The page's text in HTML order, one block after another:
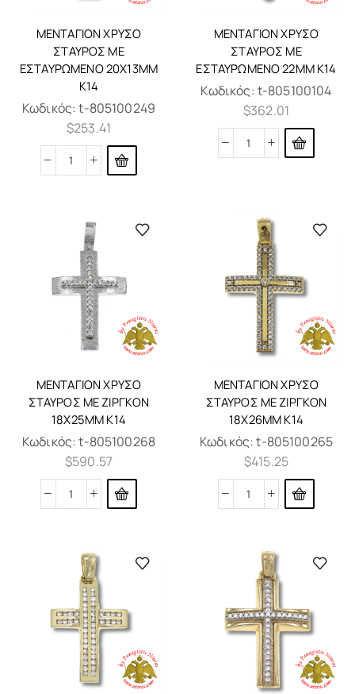
ΜΕΝΤΑΓΙΌΝ ΧΡΥΣΌ
ΣΤΑΥΡΌΣ ΜΕ
ΕΣΤΑΥΡΩΜΈΝΟ 20X13MM
K14
Κωδικός:t-805100249
$253.41
ΜΕΝΤΑΓΙΌΝ ΧΡΥΣΌ
ΣΤΑΥΡΌΣ ΜΕ
ΕΣΤΑΥΡΩΜΈΝΟ 22MM K14
Κωδικός: t-805100104
$362.01
ΜΕΝΤΑΓΙΌΝ ΧΡΥΣΌ
ΣΤΑΥΡΌΣ ΜΕ ΖΙΡΓΚΌΝ
18X25MM K14
Κωδικός:t-805100268
$590.57
ΜΕΝΤΑΓΙΌΝ ΧΡΥΣΌ
ΣΤΑΥΡΌΣ ΜΕ ΖΙΡΓΚΌΝ
18X26MM K14
Κωδικός:t-805100265
$415.25